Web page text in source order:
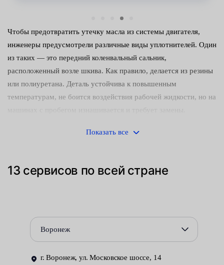
Чтобы предотвратить утечку масла из системы двигателя,
инженеры предусмотрели различные виды уплотнителей. Один
из таких — это передний коленвальный сальник,
расположенный возле шкива. Как правило, делается из резины
или полиуретана. Деталь устойчива к повышенным
температурам, не боится воздействия рабочей жидкости, но на
Сотрудники наших сервисных центров Fresh Auto выделяют
кольцевой манжеты — часто это происходит при
температурных режимов — рано или поздно дает о себе
знать;
нестабильная работа ДВС — повышенное давление газов,
Показать все
13 сервисов по всей стране
Воронеж
г. Воронеж, ул. Московское шоссе, 14